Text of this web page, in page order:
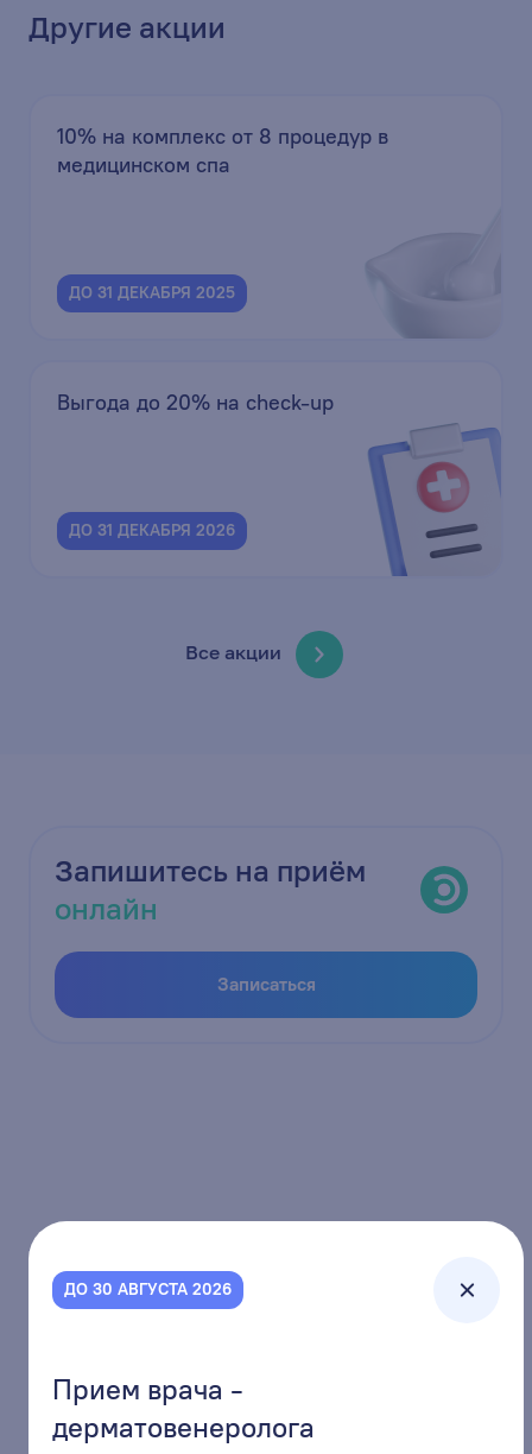
ДО 30 АВГУСТА 2026
Прием врача -
дерматовенеролога
Другие акции
10% на комплекс от 8 процедур в
медицинском спа
ДО 31 ДЕКАБРЯ 2025
Выгода до 20% на check-up
ДО 31 ДЕКАБРЯ 2026
Все акции
Запишитесь на приём
онлайн
Записаться
+7 (3842) 68-01-11
г.Кемерово, ул.Кузбасская 37